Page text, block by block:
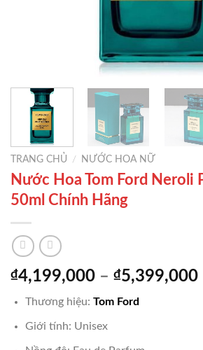
TRANG CHỦ / NƯỚC HOA NỮ
Nước Hoa Tom Ford Neroli
50ml Chính Hãng
₫4,199,000 – ₫5,399,000
Thương hiệu: Tom Ford
Giới tính: Unisex